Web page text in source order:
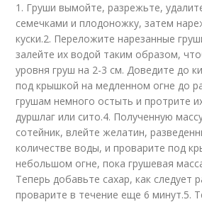
1. Груши вымойте, разрежьте,
семечками и плодоножку, затем
куски.2. Переложите нарезанные
залейте их водой таким образом,
уровня груш на 2-3 см. Доведите до
под крышкой на медленном огне до
грушам немного остыть и протрите
дуршлаг или сито.4. Полученную
сотейник, влейте желатин,
количестве воды, и проварите под
небольшом огне, пока грушевая
Теперь добавьте сахар, как следует
проварите в течение еще 6 минут.5.